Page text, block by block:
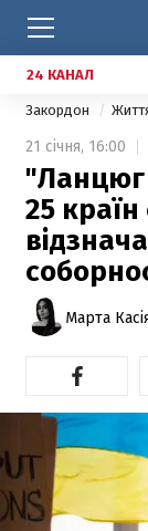
24 КАНАЛ
Закордон
21 січня, 16:00
"Ланцюг
25 країн
Марта